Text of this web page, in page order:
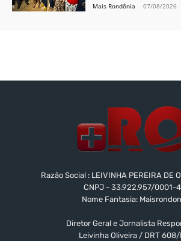
Mais Rondônia - 07/08/2026
Razão Social : LEIVINHA PEREIRA DE
CNPJ - 33.922.957/0001-
Nome Fantasia:
Diretor Geral e Jornalista
Leivinha Oliveira / DRT 608/